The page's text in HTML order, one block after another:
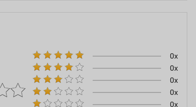
0x
0x
0x
0x
0x